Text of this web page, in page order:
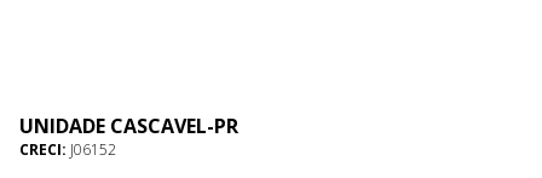
UNIDADE CASCAVEL-PR
CRECI: J06152